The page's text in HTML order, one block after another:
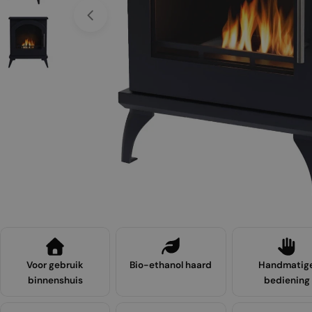
Open media 0 in een venster
Voor gebruik
binnenshuis
Bio-ethanol haard
bediening
Microvezeld
Normale
€9,00
Toevoegen